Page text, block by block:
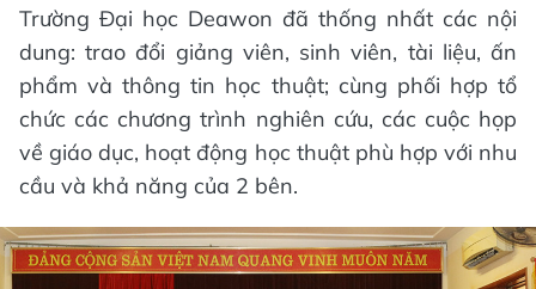
Trường Đại học Deawon đã thống nhất các nội
dung: trao đổi giảng viên, sinh viên, tài liệu, ấn
phẩm và thông tin học thuật; cùng phối hợp tổ
chức các chương trình nghiên cứu, các cuộc họp
về giáo dục, hoạt động học thuật phù hợp với nhu
cầu và khả năng của 2 bên.